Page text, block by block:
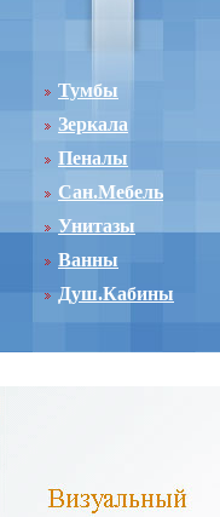
Тумбы
Зеркала
Пеналы
Сан.Мебель
Унитазы
Ванны
Душ.Кабины